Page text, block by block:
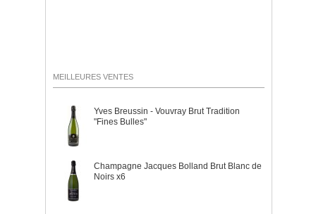
MEILLEURES VENTES
Yves Breussin - Vouvray Brut Tradition
"Fines Bulles"
Champagne Jacques Bolland Brut Blanc de
Noirs x6